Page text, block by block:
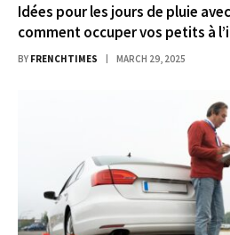
Idées pour les jours de pluie
comment occuper vos petits à
BY FRENCHTIMES MARCH 29, 2025